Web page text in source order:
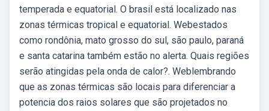
temperada e equatorial. O brasil está localizado nas
zonas térmicas tropical e equatorial. Webestados
como rondônia, mato grosso do sul, são paulo, paraná
e santa catarina também estão no alerta. Quais regiões
serão atingidas pela onda de calor?. Weblembrando
que as zonas térmicas são locais para diferenciar a
potencia dos raios solares que são projetados no